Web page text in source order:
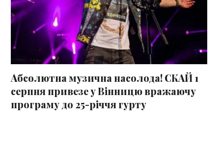
Абсолютна музична насолода! СКАЙ 1
серпня привезе у Вінницю вражаючу
програму до 25-річчя гурту